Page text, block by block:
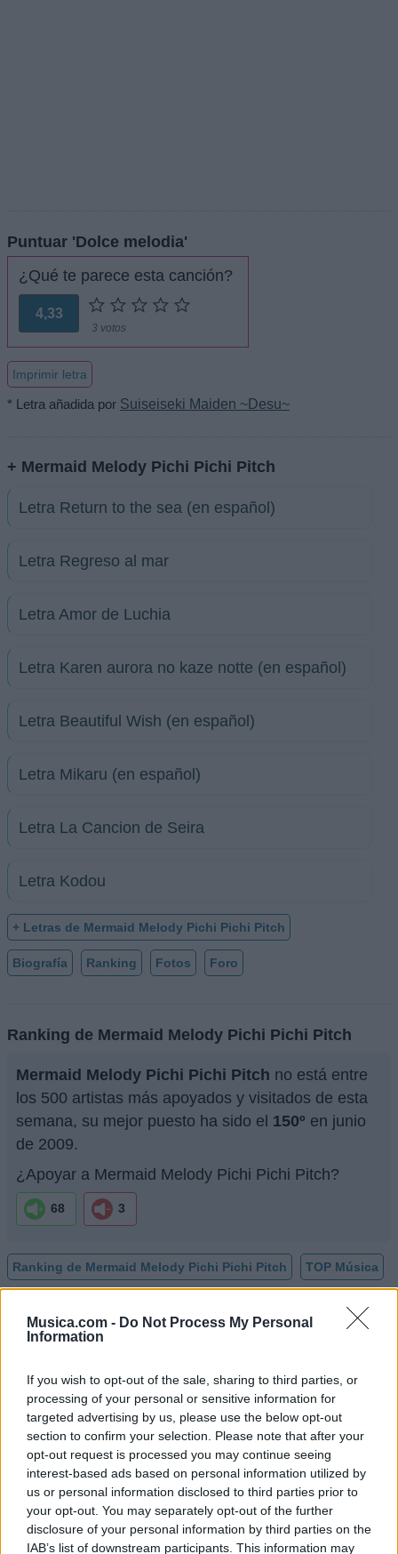
Musica.com - Do Not Process My Personal
Information
If you wish to opt-out of the sale, sharing to third parties, or
processing of your personal or sensitive information for
targeted advertising by us, please use the below opt-out
section to confirm your selection. Please note that after your
opt-out request is processed you may continue seeing
interest-based ads based on personal information utilized by
us or personal information disclosed to third parties prior to
your opt-out. You may separately opt-out of the further
disclosure of your personal information by third parties on the
IAB’s list of downstream participants. This information may
Puntuar 'Dolce melodia'
¿Qué te parece esta canción?
4,33
3 votos
Imprimir letra
* Letra añadida por Suiseiseki Maiden ~Desu~
+ Mermaid Melody Pichi Pichi Pitch
Letra Return to the sea (en español)
Letra Regreso al mar
Letra Amor de Luchia
Letra Karen aurora no kaze notte (en español)
Letra Beautiful Wish (en español)
Letra Mikaru (en español)
Letra La Cancion de Seira
Letra Kodou
+ Letras de Mermaid Melody Pichi Pichi Pitch
Biografía Ranking Fotos Foro
Ranking de Mermaid Melody Pichi Pichi Pitch
Mermaid Melody Pichi Pichi Pitch no está entre
los 500 artistas más apoyados y visitados de esta
semana, su mejor puesto ha sido el 150º en junio
de 2009.
¿Apoyar a Mermaid Melody Pichi Pichi Pitch?
68 3
Ranking de Mermaid Melody Pichi Pichi Pitch TOP Música